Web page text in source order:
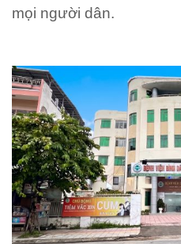
mọi người dân.